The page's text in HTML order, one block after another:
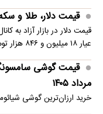
قیمت دلار، طلا و سکه امروز
عیار ۱۸ میلیون و ۸۴۶ هزار تومان شد
مرداد ۱۴۰۵
خرید ارزان‌ترین گوشی شیائومی در بازار به ۲۳